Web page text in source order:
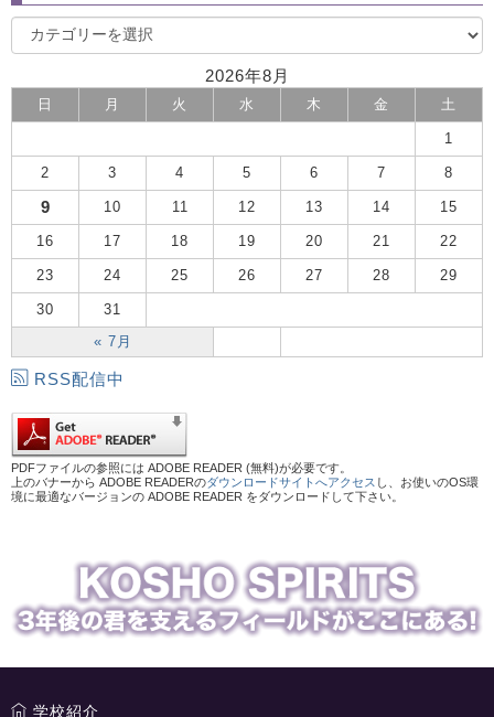
2026年8月
日 月 火 水 木 金 土
« 7月
1
2 3 4 5 6 7 8
9 10 11 12 13 14 15
16 17 18 19 20 21 22
23 24 25 26 27 28 29
30 31
RSS配信中
PDFファイルの参照には ADOBE READER (無料)が必要です。
上のバナーから ADOBE READERのダウンロードサイトへアクセス し、お使いのOS環
境に最適なバージョンの ADOBE READER をダウンロードして下さい。
学校紹介